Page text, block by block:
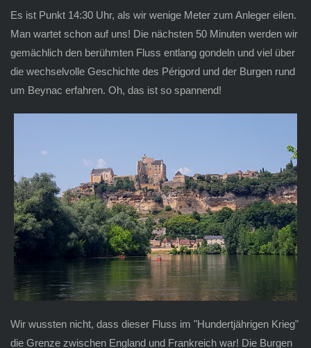
Es ist Punkt 14:30 Uhr, als wir wenige Meter zum Anleger eilen.
Man wartet schon auf uns! Die nächsten 50 Minuten werden wir
gemächlich den berühmten Fluss entlang gondeln und viel über
die wechselvolle Geschichte des Périgord und der Burgen rund
um Beynac erfahren. Oh, das ist so spannend!
Wir wussten nicht, dass dieser Fluss im "Hundertjährigen Krieg"
die Grenze zwischen England und Frankreich war! Die Burgen